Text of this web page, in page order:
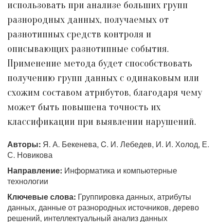
использовать при анализе больших групп
разнородных данных, получаемых от
разнотипных средств контроля и
описывающих разнотипные события.
Применение метода будет способствовать
получению групп данных с одинаковым или
схожим составом атрибутов, благодаря чему
может быть повышена точность их
классификации при выявлении нарушений.
Авторы: Я. А. Бекенева, C. И. Лебедев, И. И. Холод, Е.
С. Новикова
Направление: Информатика и компьютерные
технологии
Ключевые слова: Группировка данных, атрибуты
данных, данные от разнородных источников, дерево
решений, интеллектуальный анализ данных